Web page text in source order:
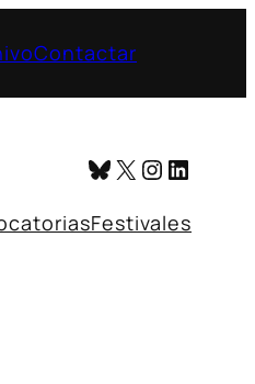
Contactar
Bluesky
X
Festivales